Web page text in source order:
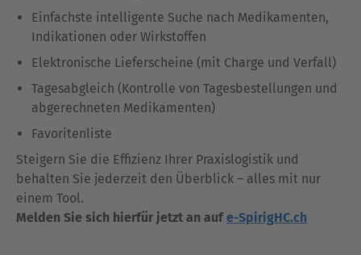
Einfachste intelligente Suche nach Medikamenten,
Indikationen oder Wirkstoffen
Elektronische Lieferscheine (mit Charge und Verfall)
Tagesabgleich (Kontrolle von Tagesbestellungen und
abgerechneten Medikamenten)
Favoritenliste
Steigern Sie die Effizienz Ihrer Praxislogistik und
behalten Sie jederzeit den Überblick – alles mit nur
einem Tool.
Melden Sie sich hierfür jetzt an aufe-SpirigHC.ch